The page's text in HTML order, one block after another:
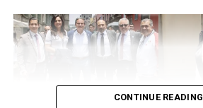
CONTINUE READING